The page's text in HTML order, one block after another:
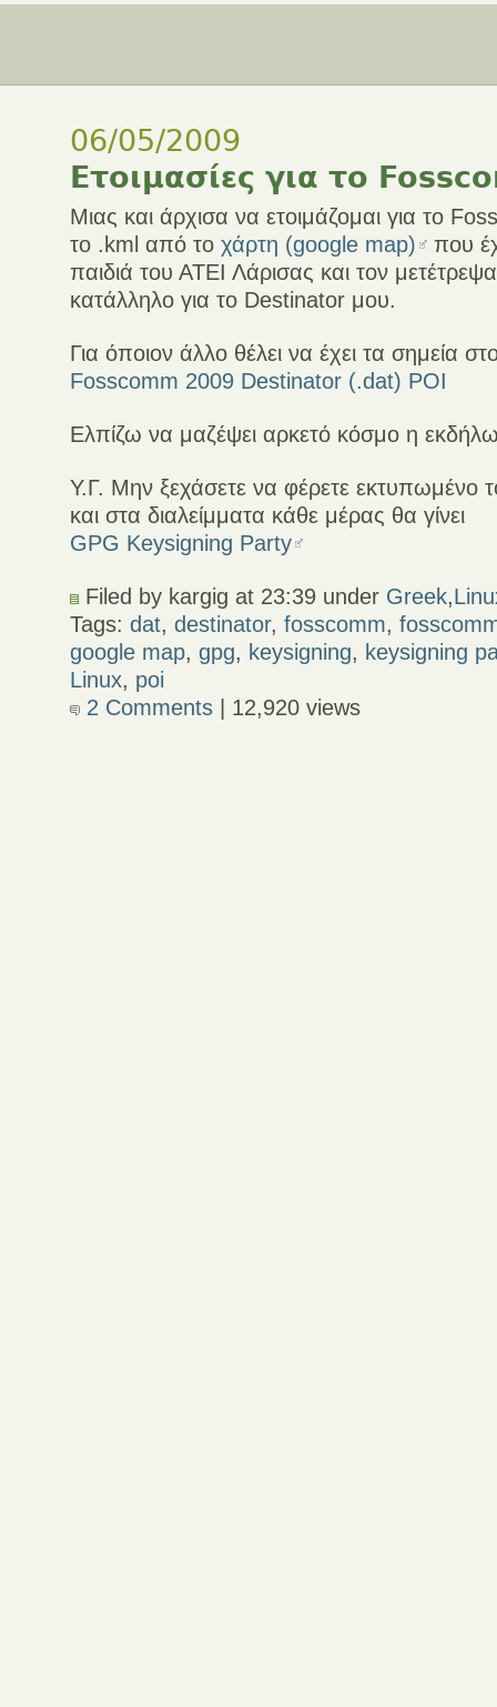
06/05/2009
Ετοιμασίες για το
Μιας και άρχισα να ετοιμάζομαι για το
το .kml από τοχάρτη (google map)
που
παιδιά του ΑΤΕΙ Λάρισας και τον
κατάλληλο για το Destinator μου.
Για όποιον άλλο θέλει να έχει τα σημεία
Fosscomm 2009 Destinator (.dat) POI
Ελπίζω να μαζέψει αρκετό κόσμο η
Υ.Γ. Μην ξεχάσετε να φέρετε εκτυπωμένο
και στα διαλείμματα κάθε μέρας θα γίνει
GPG Keysigning Party
Filed by kargig at 23:39 under Greek,
Tags:dat,destinator,fosscomm,
google map,gpg, keysigning, keysigning
Linux, poi
2 Comments | 12,920 views